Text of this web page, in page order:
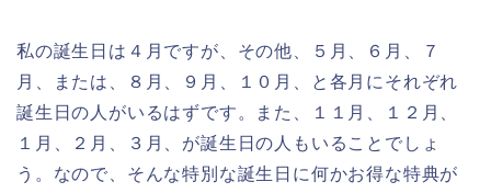
私の誕生日は４月ですが、その他、５月、６月、７
月、または、８月、９月、１０月、と各月にそれぞれ
誕生日の人がいるはずです。また、１１月、１２月、
１月、２月、３月、が誕生日の人もいることでしょ
う。なので、そんな特別な誕生日に何かお得な特典が